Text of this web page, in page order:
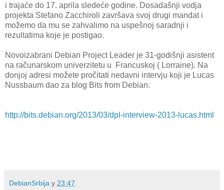
i trajaće do 17. aprila sledeće godine. Dosadašnji vodja
projekta Stefano Zacchiroli završava svoj drugi mandat i
možemo da mu se zahvalimo na uspešnoj saradnji i
rezultatima koje je postigao.
Novoizabrani Debian Project Leader je 31-godišnji asistent
na računarskom univerzitetu u Francuskoj ( Lorraine). Na
donjoj adresi možete pročitati nedavni intervju koji je Lucas
Nussbaum dao za blog Bits from Debian.
http://bits.debian.org/2013/03/dpl-interview-2013-lucas.html
DebianSrbija у 23:47